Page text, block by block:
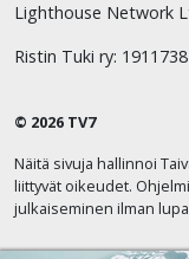
Lighthouse Network
Ristin Tuki ry:
© 2026 TV7
Näitä sivuja hallinnoi
liittyvät oikeudet.
julkaiseminen ilman